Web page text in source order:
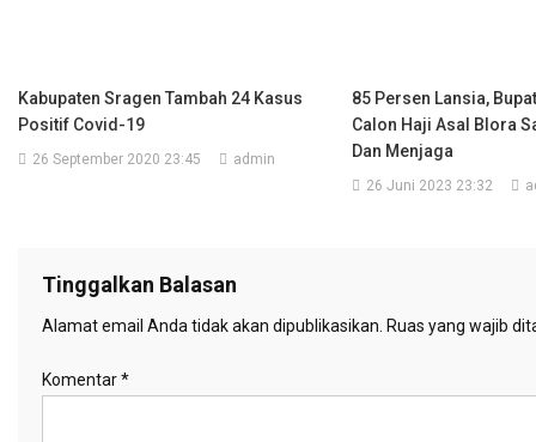
Kabupaten Sragen Tambah 24 Kasus
Positif Covid-19
26 September 2020 23:45 admin
85 Persen Lansia,
Calon Haji Asal Blora
Dan Menjaga
26 Juni 2023 23:32
Tinggalkan Balasan
Alamat email Anda tidak akan dipublikasikan. Ruas yang wajib
Komentar*